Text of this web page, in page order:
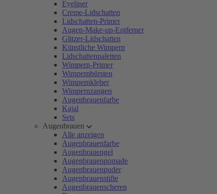
Eyeliner
Creme-Lidschatten
Lidschatten-Primer
Augen-Make-up-Entferner
Glitzer-Lidschatten
Künstliche Wimpern
Lidschattenpaletten
Wimpern-Primer
Wimpernbürsten
Wimpernkleber
Wimpernzangen
Augenbrauenfarbe
Kajal
Sets
Augenbrauen
Alle anzeigen
Augenbrauenfarbe
Augenbrauengel
Augenbrauenpomade
Augenbrauenpuder
Augenbrauenstifte
Augenbrauenscheren